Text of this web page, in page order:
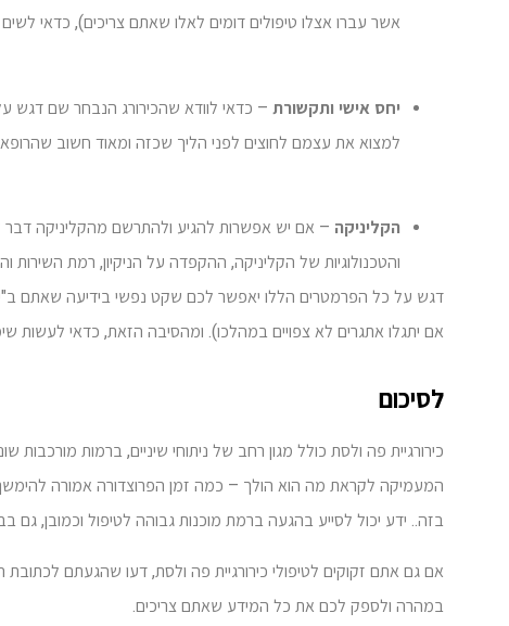
אשר עברו אצלו טיפולים דומים לאלו שאתם צריכים), כדאי
יחס אישי ותקשורת – כדאי לוודא שהכירורג הנבחר שם דגש
למצוא את עצמם לחוצים לפני הליך שכזה ומאוד חשוב
הקליניקה – אם יש אפשרות להגיע ולהתרשם מהקליניקה דבר
והטכנולוגיות של הקליניקה, ההקפדה על הניקיון, רמת
דגש על כל הפרמטרים הללו יאפשר לכם שקט נפשי בידיעה שאתם
אם יתגלו אתגרים לא צפויים במהלכו). ומהסיבה הזאת, כדאי
לסיכום
כירורגיית פה ולסת כולל מגון רחב של ניתוחי שיניים, ברמות
המעמיקה לקראת מה הוא הולך – כמה זמן הפרוצדורה אמורה
בזה.. ידע יכול לסייע בהגעה ברמת מוכנות גבוהה לטיפול וכמובן,
אם גם אתם זקוקים לטיפולי כירורגיית פה ולסת, דעו שהגעתם
במהרה ולספק לכם את כל המידע שאתם צריכים.